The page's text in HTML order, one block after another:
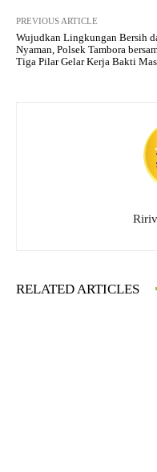
PREVIOUS ARTICLE
Wujudkan Lingkungan Bersih
Nyaman, Polsek Tambora
Tiga Pilar Gelar Kerja Bakti
RELATED ARTICLES